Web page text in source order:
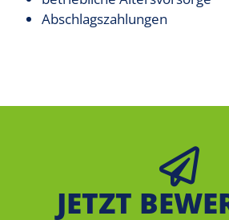
Abschlagszahlungen
JETZT